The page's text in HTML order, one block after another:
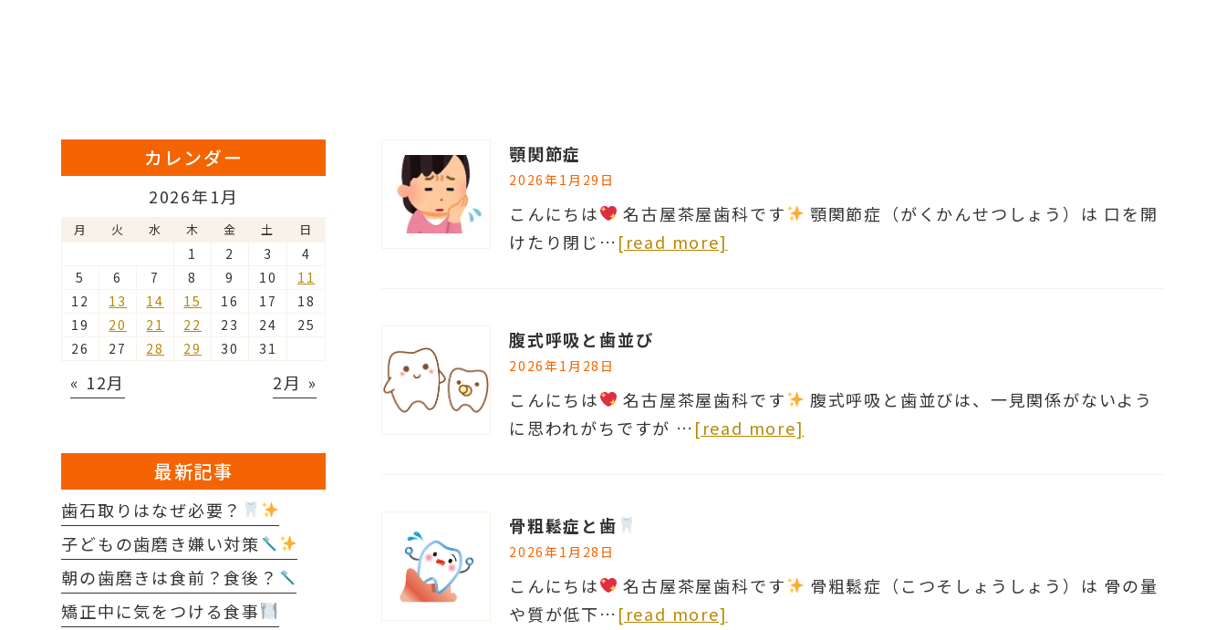
顎関節症
2026年1月29日
こんにちは 名古屋茶屋歯科です
顎関節症（がくかんせつしょう）は 口を開
けたり閉じ… [read more]
腹式呼吸と歯並び
2026年1月28日
こんにちは 名古屋茶屋歯科です
腹式呼吸と歯並びは、一見関係がないよう
に思われがちですが … [read more]
骨粗鬆症と歯
2026年1月28日
こんにちは 名古屋茶屋歯科です
骨粗鬆症（こつそしょうしょう）は 骨の量
や質が低下… [read more]
カレンダー
2026年1月
月 火 水 木 金 土 日
1 2 3
4
5
6 7 8 9 10
11
12
13 14 15 16 17
18
19
20 21 22 23 24
25
26
27 28 29 30 31
« 12月 2月 »
最新記事
歯石取りはなぜ必要？
子どもの歯磨き嫌い対策
朝の歯磨きは食前？食後？
矯正中に気をつける食事